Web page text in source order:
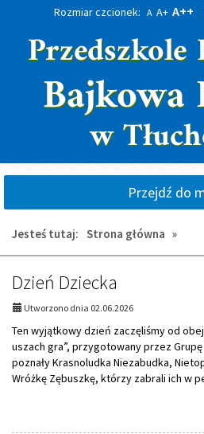
głównej
wyszukiwarki
Rozmiar czcionek: A A+ A++
Przejdź do
Jesteś tutaj: Strona główna »
AKTUALNOŚCI,
strona
2:
Dzień Dziecka
Utworzono dnia 02.06.2026
Ten wyjątkowy dzień zaczęliśmy od
uszach gra”, przygotowany przez
poznały Krasnoludka Niezabudka,
Wróżkę Zębuszkę, którzy zabrali ich w